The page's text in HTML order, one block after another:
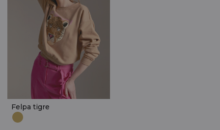
Felpa tigre